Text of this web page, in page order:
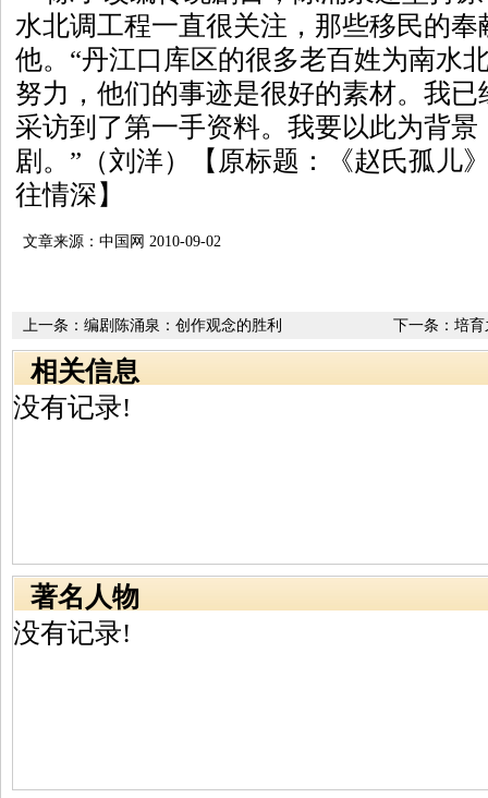
水北调工程一直很关注，那些移民的
他。“丹江口库区的很多老百姓为南水
努力，他们的事迹是很好的素材。我
采访到了第一手资料。我要以此为背
剧。”（刘洋）【原标题：《赵氏孤儿
往情深】
文章来源：中国网 2010-09-02
下一条： 培
泉作品演唱会
上一条： 编剧陈涌泉：创作观念的胜利
相关信息
没有记录!
著名人物
没有记录!